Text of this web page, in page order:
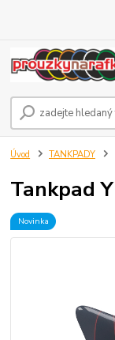
Úvod TANKPADY
Tankpad
Novinka